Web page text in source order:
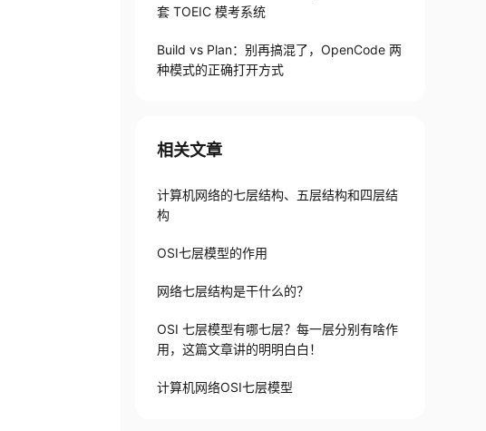
套 TOEIC 模考系统
Build vs Plan：别再搞混了，OpenCode 两
种模式的正确打开方式
相关文章
计算机网络的七层结构、五层结构和四层结
构
OSI七层模型的作用
网络七层结构是干什么的？
OSI 七层模型有哪七层？每一层分别有啥作
用，这篇文章讲的明明白白！
计算机网络OSI七层模型